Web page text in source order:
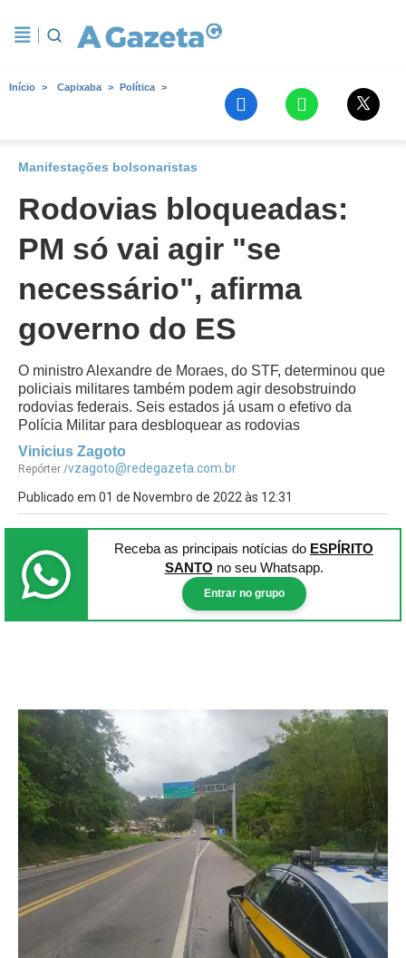
Início Capixaba Política
Manifestações bolsonaristas
Rodovias bloqueadas:
PM só vai agir "se
necessário", afirma
governo do ES
O ministro Alexandre de Moraes, do STF, determinou que
policiais militares também podem agir desobstruindo
rodovias federais. Seis estados já usam o efetivo da
Polícia Militar para desbloquear as rodovias
Vinicius Zagoto
Repórter /vzagoto@redegazeta.com.br
Publicado em 01 de Novembro de 2022 às 12:31
Receba as principais notícias do ESPÍRITO
SANTO no seu Whatsapp.
Entrar no grupo